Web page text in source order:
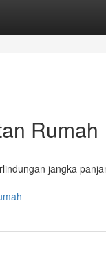
Rumah
jangka